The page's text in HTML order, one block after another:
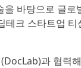
을 바탕으로 글
테크 스타트업
과 협력